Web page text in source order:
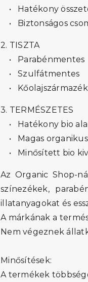
• Hatékony
• Biztonságos
2. TISZTA
• Parabénmentes
• Szulfátmentes
•
3. TERMÉSZETES
• Hatékony bio
• Magas
• Minősített bio
Az Organic Shop-
színezékek,
illatanyagokat és
A márkának a
Nem végeznek
Minősítések:
A termékek